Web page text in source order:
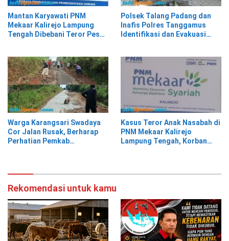
Mantan Karyawati PNM
Mekaar Kalirejo Lampung
Tengah Dibebani Teror Pesan
Polsek Talang Padang dan
Inafis Polres Tanggamus
Identifikasi dan Evakuasi
Warga Karangsari Swadaya
Cor Jalan Rusak, Berharap
Perhatian Pemkab
Kasus Teror Anak Nasabah di
PNM Mekaar Kalirejo
Lampung Tengah, Korban
Rekomendasi untuk kamu